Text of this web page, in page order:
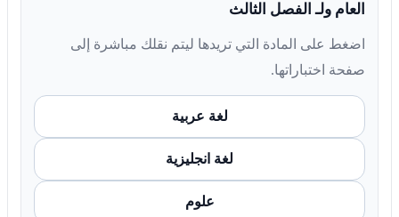
العام ولـ الفصل الثالث
اضغط على المادة التي تريدها ليتم نقلك مباشرة إلى
صفحة اختباراتها.
لغة عربية
لغة انجليزية
علوم